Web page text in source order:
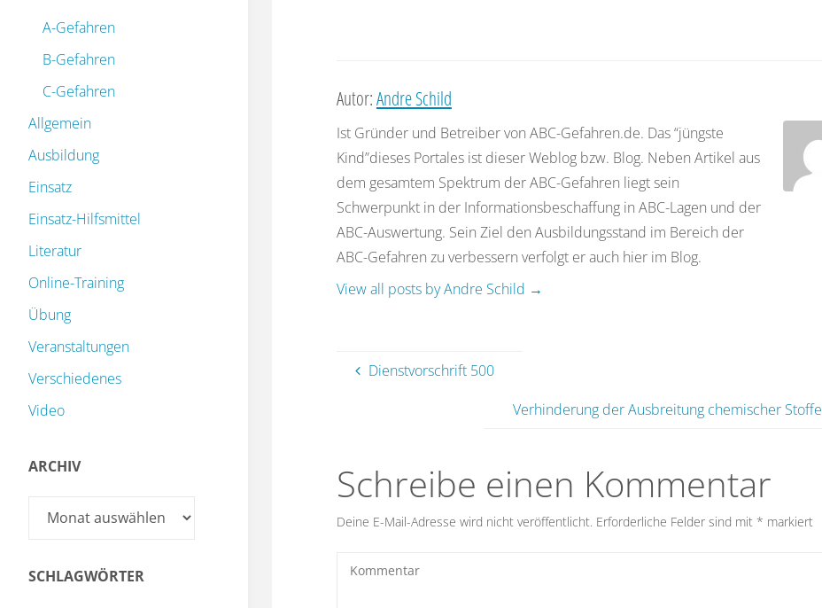
Autor:Andre Schild
Ist Gründer und Betreiber von ABC-Gefahren.de. Das “jüngste
Kind”dieses Portales ist dieser Weblog bzw. Blog. Neben Artikel aus
dem gesamtem Spektrum der ABC-Gefahren liegt sein
Schwerpunkt in der Informationsbeschaffung in ABC-Lagen und der
ABC-Auswertung. Sein Ziel den Ausbildungsstand im Bereich der
ABC-Gefahren zu verbessern verfolgt er auch hier im Blog.
View all posts by Andre Schild →
Dienstvorschrift 500
Verhinderung der Ausbreitung chemischer Stoffe
Schreibe einen Kommentar
Deine E-Mail-Adresse wird nicht veröffentlicht. Erforderliche Felder sind mit * markiert
A-Gefahren
B-Gefahren
C-Gefahren
Allgemein
Ausbildung
Einsatz
Einsatz-Hilfsmittel
Literatur
Online-Training
Übung
Veranstaltungen
Verschiedenes
Video
ARCHIV
Archiv
SCHLAGWÖRTER